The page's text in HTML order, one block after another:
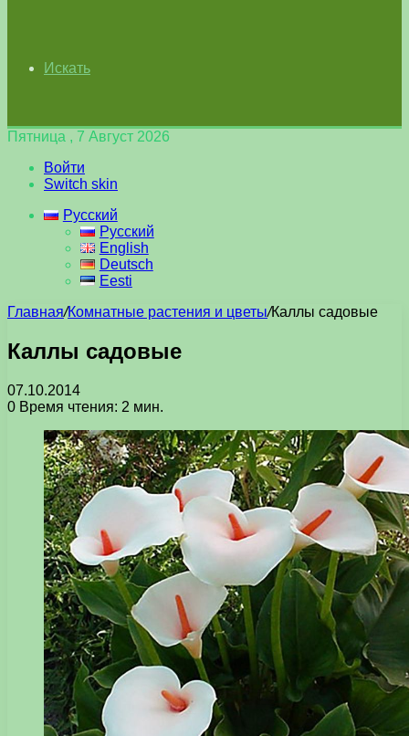
Искать
Пятница , 7 Август 2026
Войти
Switch skin
Русский
Русский
English
Deutsch
Eesti
Главная/Комнатные растения и цветы/Каллы садовые
Каллы садовые
07.10.2014
0 Время чтения: 2 мин.